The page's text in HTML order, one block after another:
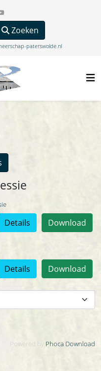
Zoeken
paterswolde.nl
Download
Details
Download
Details
Powered by Phoca Download